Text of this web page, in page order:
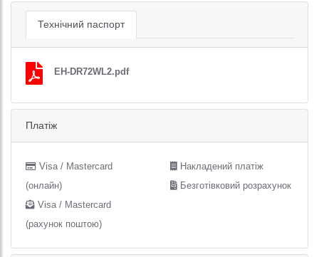
Технічний паспорт
EH-DR72WL2.pdf
Платіж
Visa / Mastercard
(онлайн)
Visa / Mastercard
(рахунок поштою)
Накладений платіж
Безготівковий розрахунок